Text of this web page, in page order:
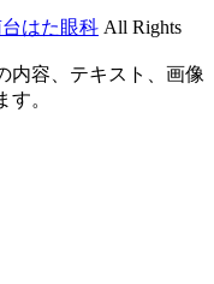
はた眼科 All Rights
内容、テキスト、画像
。